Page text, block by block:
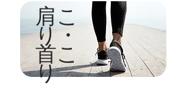
​肩こ
り・
首こ
り​